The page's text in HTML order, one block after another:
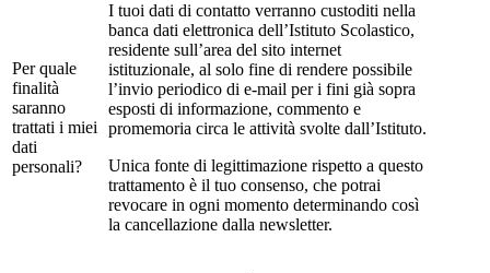
Per quale
finalità
saranno
trattati i miei
dati
personali?
I tuoi dati di contatto verranno custoditi nella
banca dati elettronica dell’Istituto Scolastico,
residente sull’area del sito internet
istituzionale, al solo fine di rendere possibile
l’invio periodico di e-mail per i fini già sopra
esposti di informazione, commento e
promemoria circa le attività svolte dall’Istituto.
Unica fonte di legittimazione rispetto a questo
trattamento è il tuo consenso, che potrai
revocare in ogni momento determinando così
la cancellazione dalla newsletter.